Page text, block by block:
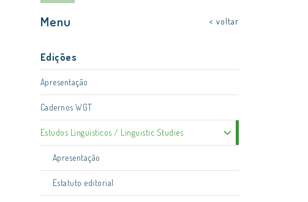
Menu < voltar
Edições
Apresentação
Cadernos WGT
Estudos Linguísticos / Linguistic Studies
Apresentação
Estatuto editorial